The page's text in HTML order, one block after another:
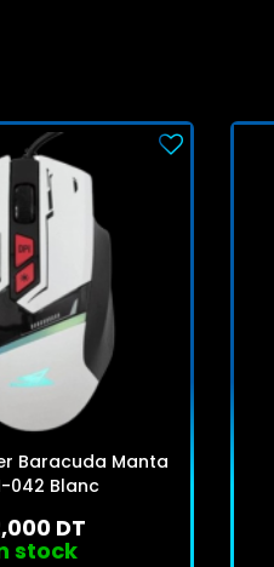
Baracuda Manta
042 Blanc
DT
stock